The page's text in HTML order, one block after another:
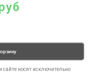
сайте носят исключительно